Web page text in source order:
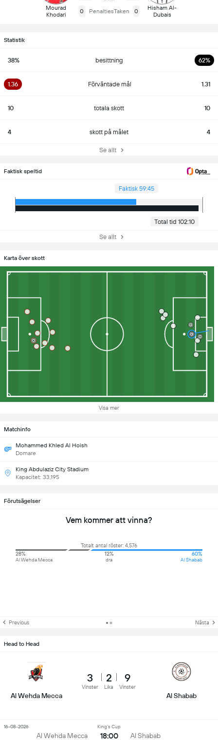
Mourad
Khodari
0 PenaltiesTaken 0
Hisham Al-
Dubais
Statistik
38% besittning 62%
1.36 Förväntade mål 1.31
10 totala skott 10
4 skott på målet 4
Se allt
Faktisk speltid
Faktisk 59:45
Total tid 102:10
Se allt
Karta över skott
Visa mer
Matchinfo
Mohammed Khled Al Hoish
Domare
King Abdulaziz City Stadium
Kapacitet: 33,195
Förutsägelser
Vem kommer att vinna?
Totalt antal röster: 4,576
28%
Al Wehda Mecca
12%
dra
60%
Al Shabab
Previous Nästa
Head to Head
Al Wehda Mecca
3
Vinster
2
Lika
9
Vinster
Al Shabab
Al Wehda Mecca
King's Cup
18:00 Al Shabab
16-08-2026